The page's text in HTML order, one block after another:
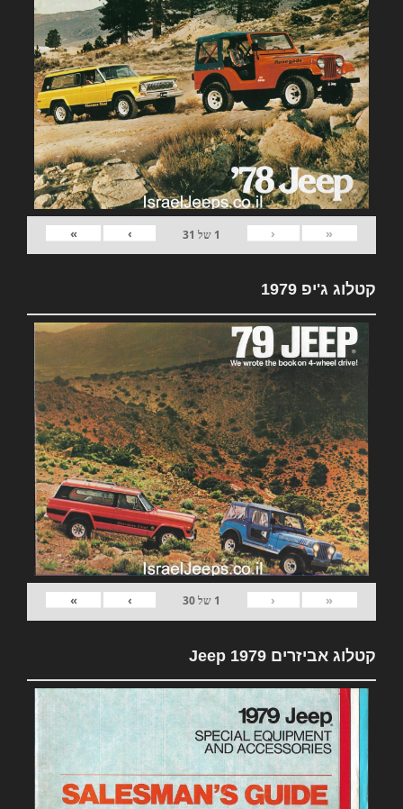
«
‹
1 של 31
›
»
קטלוג ג'יפ 1979
«
‹
1 של30
›
»
קטלוג אביזרים 1979 Jeep